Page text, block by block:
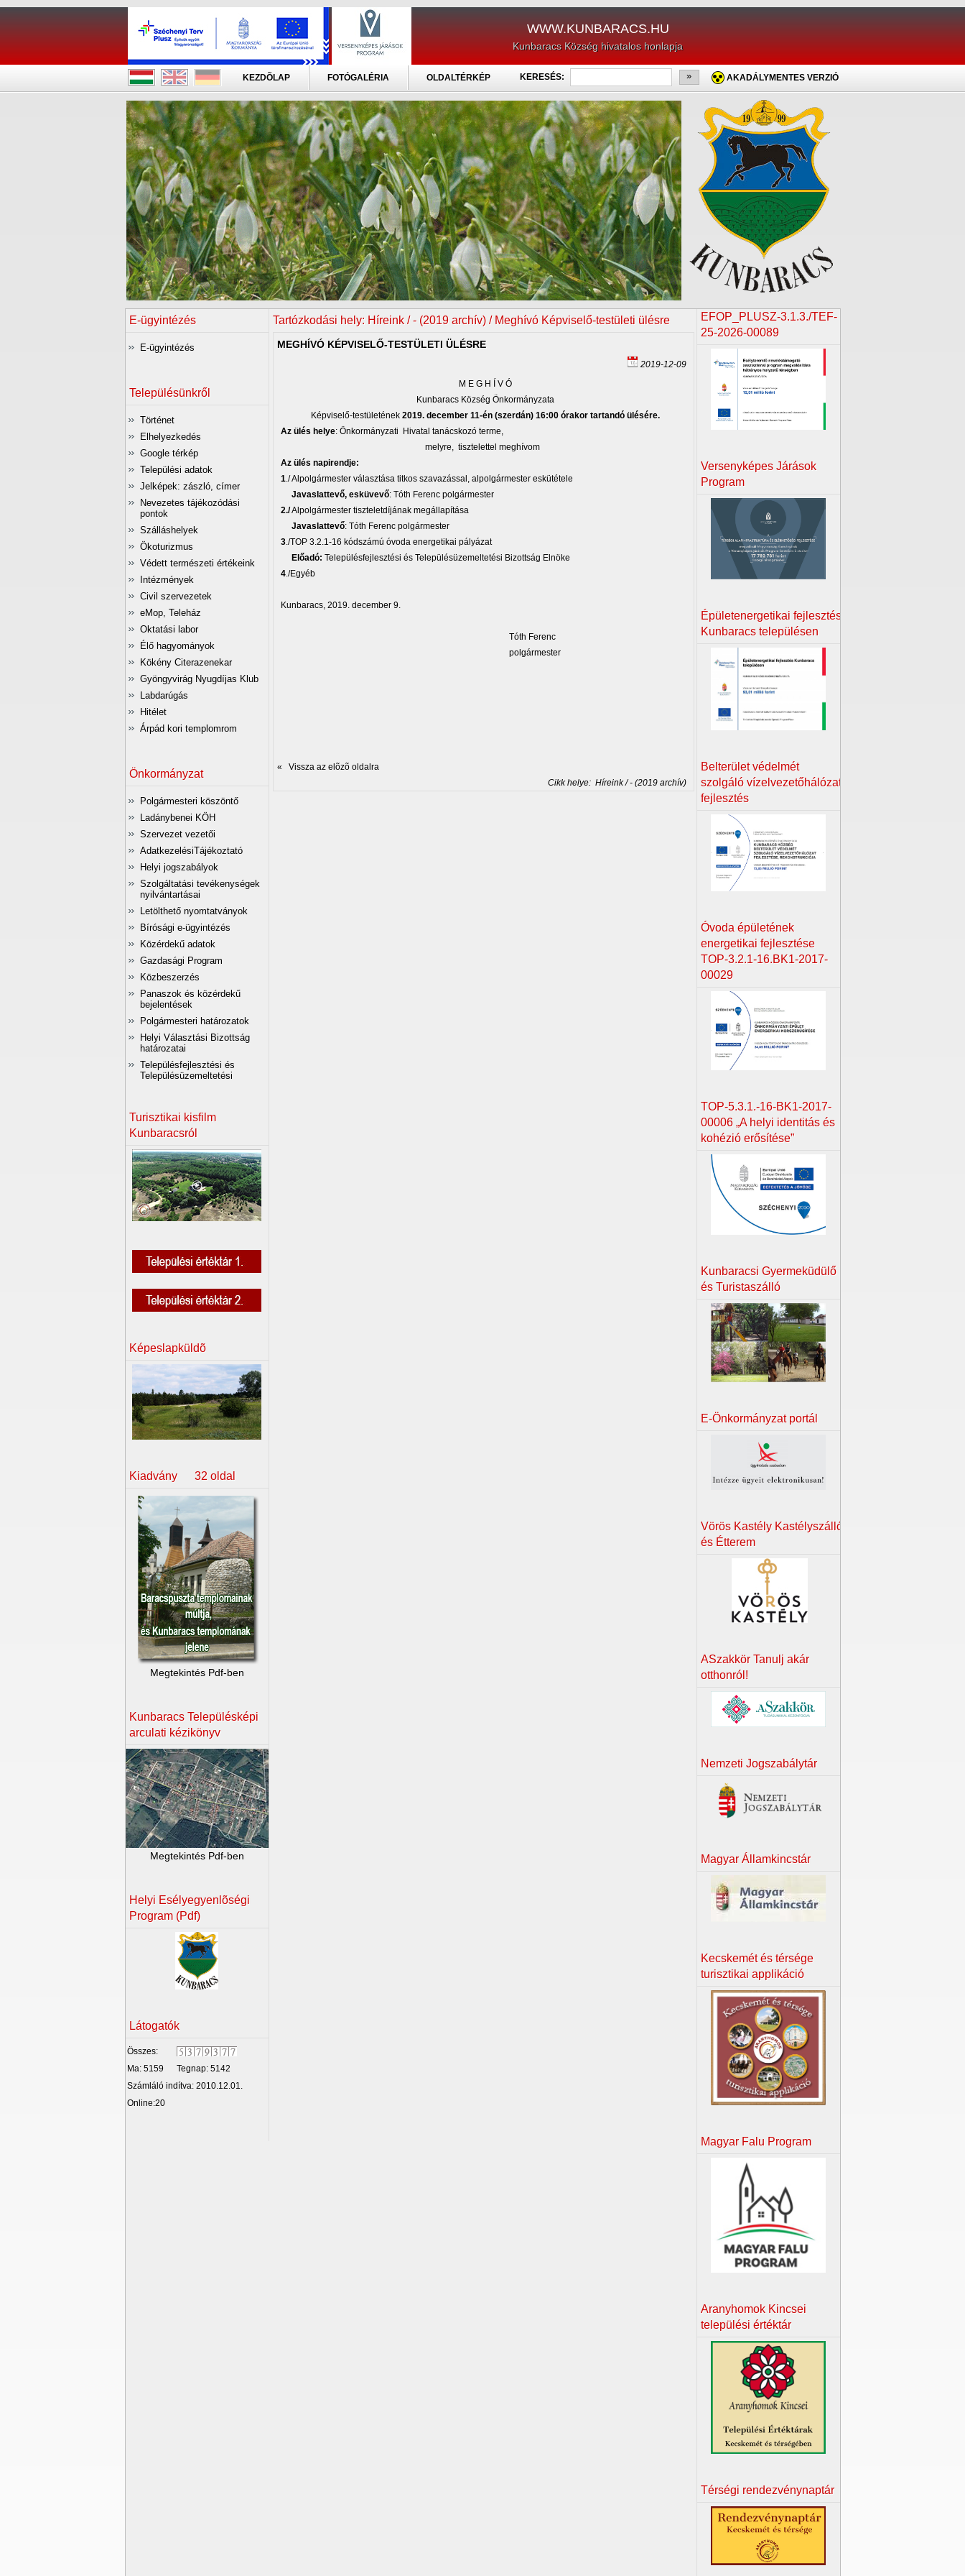
WWW.KUNBARACS.HU
Kunbaracs Község hivatalos honlapja
KEZDÕLAP FOTÓGALÉRIA OLDALTÉRKÉP KERESÉS: » AKADÁLYMENTES VERZIÓ
E-ügyintézés
E-ügyintézés
Településünkről
Történet
Elhelyezkedés
Google térkép
Települési adatok
Jelképek: zászló, címer
Nevezetes tájékozódási
pontok
Szálláshelyek
Ökoturizmus
Védett természeti értékeink
Intézmények
Civil szervezetek
eMop, Teleház
Oktatási labor
Élő hagyományok
Kökény Citerazenekar
Gyöngyvirág Nyugdíjas Klub
Labdarúgás
Hitélet
Árpád kori templomrom
Önkormányzat
Polgármesteri köszöntő
Ladánybenei KÖH
Szervezet vezetői
AdatkezelésiTájékoztató
Helyi jogszabályok
Szolgáltatási tevékenységek
nyilvántartásai
Letölthető nyomtatványok
Bírósági e-ügyintézés
Közérdekű adatok
Gazdasági Program
Közbeszerzés
Panaszok és közérdekű
bejelentések
Polgármesteri határozatok
Helyi Választási Bizottság
határozatai
Településfejlesztési és
Településüzemeltetési
Turisztikai kisfilm
Kunbaracsról
Képeslapküldõ
Kiadvány 32 oldal
Megtekintés Pdf-ben
Kunbaracs Településképi
arculati kézikönyv
Megtekintés Pdf-ben
Helyi Esélyegyenlõségi
Program (Pdf)
Látogatók
Összes:
Ma: 5159
Tegnap: 5142
Számláló indítva: 2010.12.01.
Online:20
Tartózkodási hely: Híreink / - (2019 archív) / Meghívó Képviselő-testületi ülésre
MEGHÍVÓ KÉPVISELŐ-TESTÜLETI ÜLÉSRE
2019-12-09
M E G H Í V Ó
Kunbaracs Község Önkormányzata
Képviselő-testületének 2019. december 11-én (szerdán) 16:00 órakor tartandó ülésére.
Az ülés helye: Önkormányzati Hivatal tanácskozó terme,
melyre, tisztelettel meghívom
Az ülés napirendje:
1./ Alpolgármester választása titkos szavazással, alpolgármester eskütétele
Javaslattevő, esküvevő: Tóth Ferenc polgármester
2./Alpolgármester tiszteletdíjának megállapítása
Javaslattevő: Tóth Ferenc polgármester
3./TOP 3.2.1-16 kódszámú óvoda energetikai pályázat
Előadó: Településfejlesztési és Településüzemeltetési Bizottság Elnöke
4./Egyéb
Kunbaracs, 2019. december 9.
Tóth Ferenc
polgármester
« Vissza az elõzõ oldalra
Cikk helye:Híreink / - (2019 archív)
EFOP_PLUSZ-3.1.3./TEF-
25-2026-00089
Versenyképes Járások
Program
Épületenergetikai fejlesztés
Kunbaracs településen
Belterület védelmét
szolgáló vízelvezetőhálózat
fejlesztés
Óvoda épületének
energetikai fejlesztése
TOP-3.2.1-16.BK1-2017-
00029
TOP-5.3.1.-16-BK1-2017-
00006 „A helyi identitás és
kohézió erősítése”
Kunbaracsi Gyermeküdülő
és Turistaszálló
E-Önkormányzat portál
Vörös Kastély Kastélyszálló
és Étterem
ASzakkör Tanulj akár
otthonról!
Nemzeti Jogszabálytár
Magyar Államkincstár
Kecskemét és térsége
turisztikai applikáció
Magyar Falu Program
Aranyhomok Kincsei
települési értéktár
Térségi rendezvénynaptár